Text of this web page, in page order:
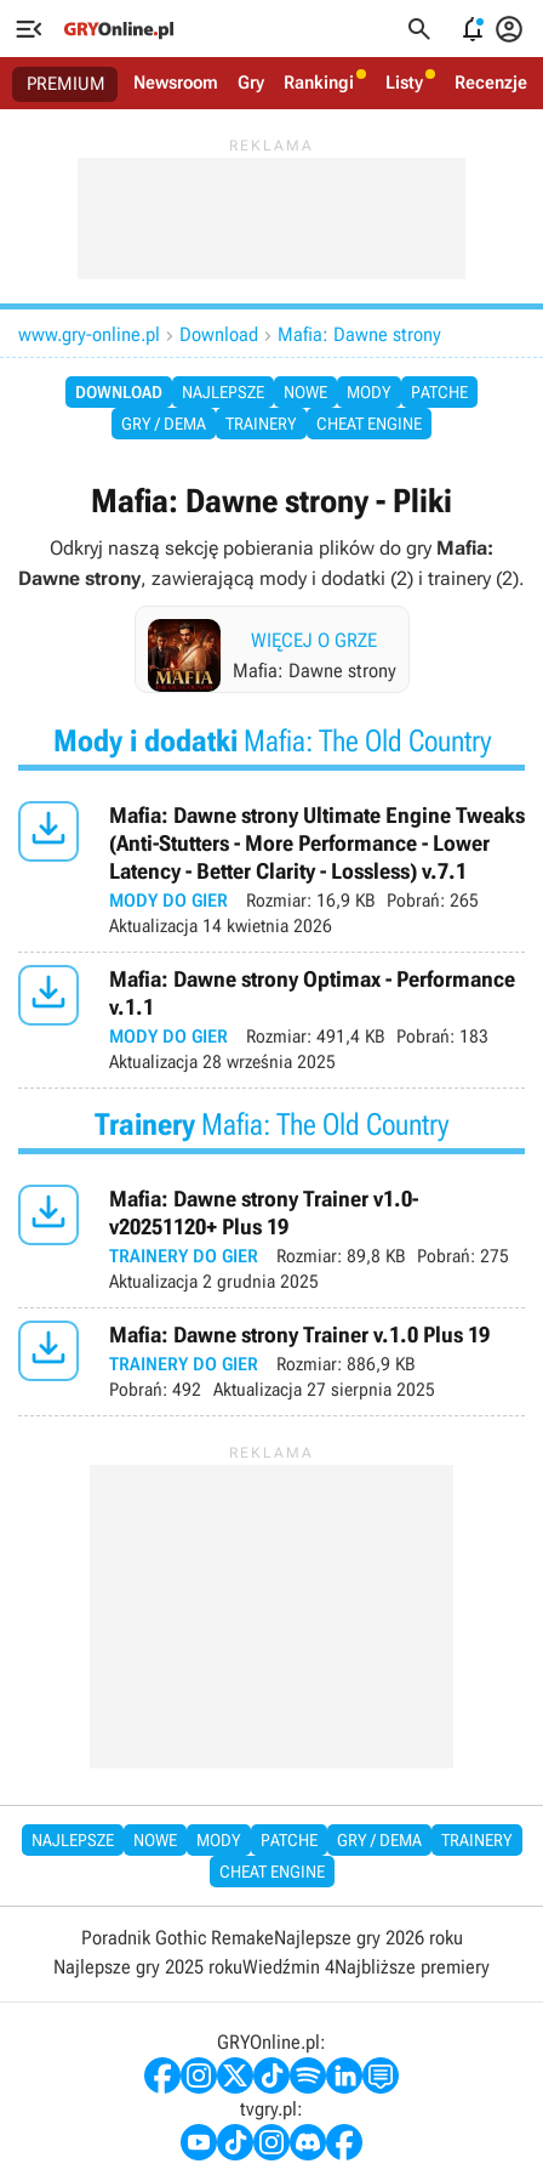
   
PREMIUM Newsroom Gry Rankingi Listy Recenzje
www.gry-online.pl  Download  Mafia: Dawne strony
DOWNLOAD NAJLEPSZE NOWE MODY
PATCHE
GRY / DEMA
TRAINERY CHEAT ENGINE
Mafia: Dawne strony - Pliki
Odkryj naszą sekcję pobierania plików do gry Mafia:
Dawne strony, zawierającą mody i dodatki (2) i trainery (2).
WIĘCEJ O GRZE
Mafia: Dawne strony
Mody i dodatkiMafia: The Old Country

Mafia: Dawne strony Ultimate Engine Tweaks
(Anti-Stutters - More Performance - Lower
Latency - Better Clarity - Lossless) v.7.1
MODY DO GIER Rozmiar: 16,9 KB Pobrań: 265
Aktualizacja 14 kwietnia 2026

Mafia: Dawne strony Optimax - Performance
v.1.1
MODY DO GIER Rozmiar: 491,4 KB Pobrań: 183
Aktualizacja 28 września 2025
Trainery Mafia: The Old Country

Mafia: Dawne strony Trainer v1.0-
v20251120+ Plus 19
TRAINERY DO GIER Rozmiar: 89,8 KB Pobrań: 275
Aktualizacja 2 grudnia 2025
 Mafia: Dawne strony Trainer v.1.0 Plus 19
TRAINERY DO GIER Rozmiar: 886,9 KB
Pobrań: 492 Aktualizacja 27 sierpnia 2025
NAJLEPSZE NOWE MODY PATCHE GRY / DEMA
TRAINERY
CHEAT ENGINE
Poradnik Gothic RemakeNajlepsze gry 2026 roku
Najlepsze gry 2025 rokuWiedźmin 4Najbliższe premiery
GRYOnline.pl:
tvgry.pl: